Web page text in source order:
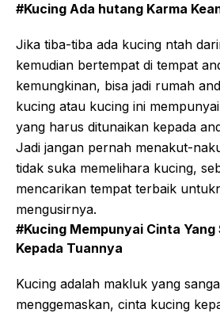
#Kucing Ada hutang Karma
Jika tiba-tiba ada kucing ntah
kemudian bertempat di tempat
kemungkinan, bisa jadi rumah
kucing atau kucing ini
yang harus ditunaikan kepada
Jadi jangan pernah menakut-
tidak suka memelihara kucing,
mencarikan tempat terbaik
mengusirnya.
#Kucing Mempunyai Cinta
Kepada Tuannya
Kucing adalah makluk yang
menggemaskan, cinta kucing